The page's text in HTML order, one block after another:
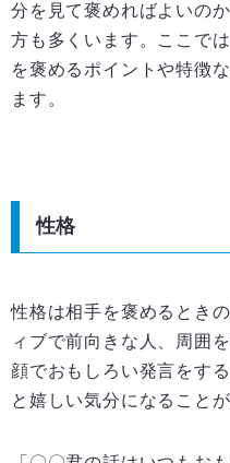
分を見て褒めればよいの
方も多くいます。ここで
を褒めるポイントや特徴
ます。
性格
性格は相手を褒めるとき
ィブで前向きな人、周囲
顔でおもしろい発言をす
と嬉しい気分になること